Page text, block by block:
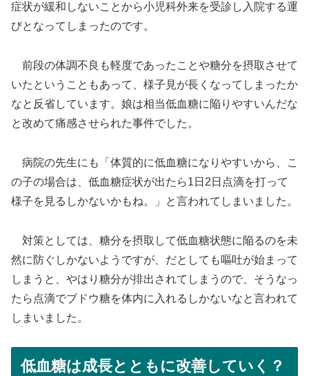
症状が緩和しないことから小児科外来を受診し入院する運
びとなってしまったのです。
前段の体調不良も軽度であったことや糖分を摂取させて
いたということもあって、様子見が長くなってしまったか
なと反省しています。娘は相当低血糖に陥りやすいんだな
と改めて痛感させられた事件でした。
病院の先生にも「体質的に低血糖になりやすいから、こ
の子の場合は、低血糖症状が出たら1日2日点滴を打って
様子を見るしかないかもね。」と言われてしまいました。
対策としては、糖分を摂取して低血糖状態に陥るのを未
然に防ぐしかないようですが、だとしても嘔吐が始まって
しまうと、やはり糖分が排出されてしまうので、そうなっ
たら点滴でブドウ糖を体内に入れるしかないなと言われて
しまいました。
低血糖は成長とともに改善していく？